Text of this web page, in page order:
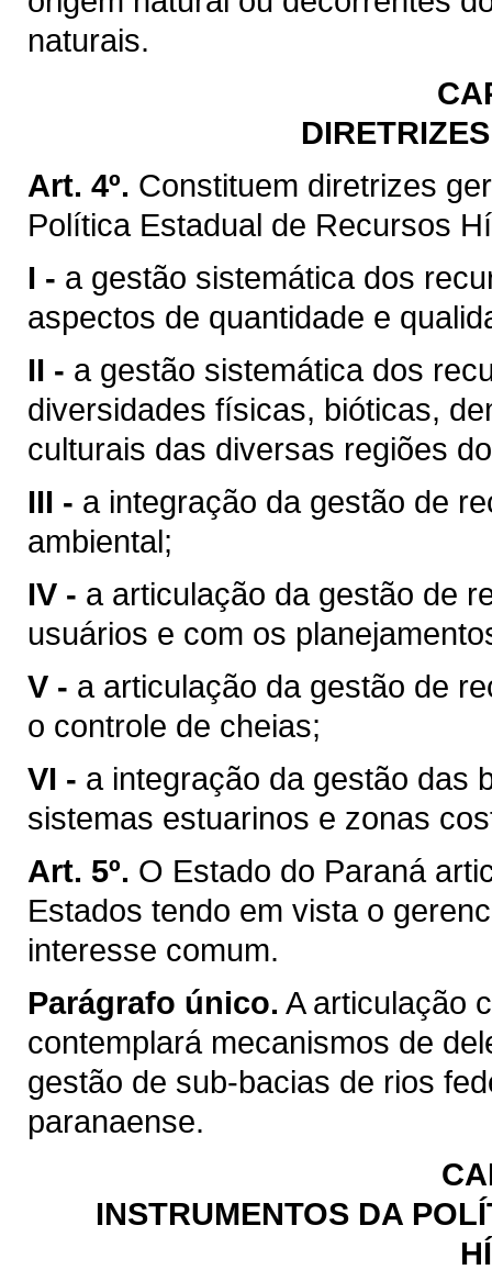
naturais.
Art. 4º. Constituem diretrizes
Política Estadual de Recursos
I - a gestão sistemática dos
aspectos de quantidade e
II - a gestão sistemática dos
diversidades físicas, bióticas,
culturais das diversas regiões
III - a integração da gestão de
ambiental;
IV - a articulação da gestão de
usuários e com os
V - a articulação da gestão de
o controle de cheias;
VI - a integração da gestão das
sistemas estuarinos e zonas
Art. 5º. O Estado do Paraná
Estados tendo em vista o
interesse comum.
Parágrafo único. A articulação
contemplará mecanismos de
gestão de sub-bacias de rios
paranaense.
INSTRUMENTOS DA